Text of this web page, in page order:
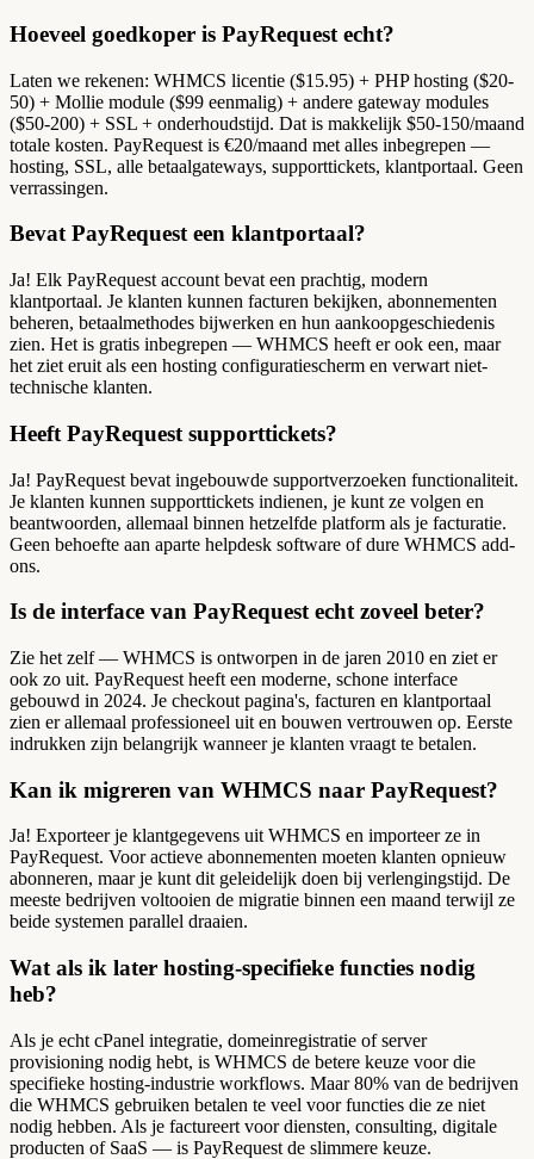
Hoeveel goedkoper is PayRequest echt?
Laten we rekenen: WHMCS licentie ($15.95) + PHP hosting ($20-
50) + Mollie module ($99 eenmalig) + andere gateway modules
($50-200) + SSL + onderhoudstijd. Dat is makkelijk $50-150/maand
totale kosten. PayRequest is €20/maand met alles inbegrepen —
hosting, SSL, alle betaalgateways, supporttickets, klantportaal. Geen
verrassingen.
Bevat PayRequest een klantportaal?
Ja! Elk PayRequest account bevat een prachtig, modern
klantportaal. Je klanten kunnen facturen bekijken, abonnementen
beheren, betaalmethodes bijwerken en hun aankoopgeschiedenis
zien. Het is gratis inbegrepen — WHMCS heeft er ook een, maar
het ziet eruit als een hosting configuratiescherm en verwart niet-
technische klanten.
Heeft PayRequest supporttickets?
Ja! PayRequest bevat ingebouwde supportverzoeken functionaliteit.
Je klanten kunnen supporttickets indienen, je kunt ze volgen en
beantwoorden, allemaal binnen hetzelfde platform als je facturatie.
Geen behoefte aan aparte helpdesk software of dure WHMCS add-
ons.
Is de interface van PayRequest echt zoveel beter?
Zie het zelf — WHMCS is ontworpen in de jaren 2010 en ziet er
ook zo uit. PayRequest heeft een moderne, schone interface
gebouwd in 2024. Je checkout pagina's, facturen en klantportaal
zien er allemaal professioneel uit en bouwen vertrouwen op. Eerste
indrukken zijn belangrijk wanneer je klanten vraagt te betalen.
Kan ik migreren van WHMCS naar PayRequest?
Ja! Exporteer je klantgegevens uit WHMCS en importeer ze in
PayRequest. Voor actieve abonnementen moeten klanten opnieuw
abonneren, maar je kunt dit geleidelijk doen bij verlengingstijd. De
meeste bedrijven voltooien de migratie binnen een maand terwijl ze
beide systemen parallel draaien.
Wat als ik later hosting-specifieke functies nodig
heb?
Als je echt cPanel integratie, domeinregistratie of server
provisioning nodig hebt, is WHMCS de betere keuze voor die
specifieke hosting-industrie workflows. Maar 80% van de bedrijven
die WHMCS gebruiken betalen te veel voor functies die ze niet
nodig hebben. Als je factureert voor diensten, consulting, digitale
producten of SaaS — is PayRequest de slimmere keuze.